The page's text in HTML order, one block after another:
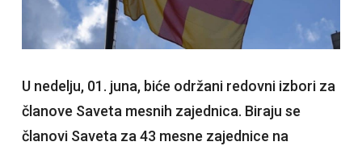
U nedelju, 01. juna, biće održani redovni izbori za
članove Saveta mesnih zajednica. Biraju se
članovi Saveta za 43 mesne zajednice na